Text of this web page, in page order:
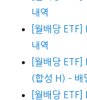
내역
[월배당 ETF]
내역
[월배당
(합성 H) – 배
[월배당